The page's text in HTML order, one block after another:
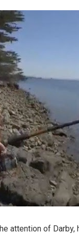
attention of